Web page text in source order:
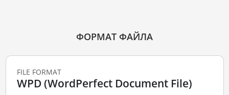
ФОРМАТ ФАЙЛА
FILE FORMAT
WPD (WordPerfect Document File)